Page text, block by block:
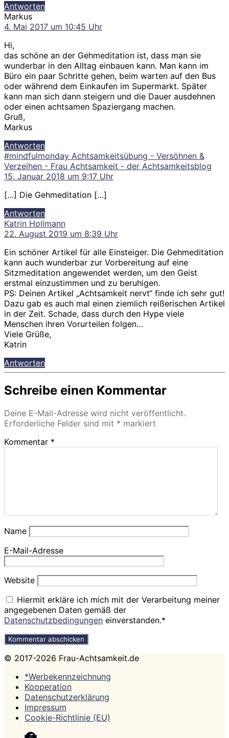
Antworten
Markussagt:
4. Mai 2017 um 10:45 Uhr
Hi,
das schöne an der Gehmeditation ist, dass man sie
wunderbar in den Alltag einbauen kann. Man kann im
Büro ein paar Schritte gehen, beim warten auf den Bus
oder während dem Einkaufen im Supermarkt. Später
kann man sich dann steigern und die Dauer ausdehnen
oder einen achtsamen Spaziergang machen.
Gruß,
Markus
Antworten
#mindfulmonday Achtsamkeitsübung - Versöhnen &
Verzeihen - Frau Achtsamkeit - der Achtsamkeitsblog
15. Januar 2018 um 9:17 Uhr
[…] Die Gehmeditation […]
Antworten
Katrin Hollmannsagt:
22. August 2019 um 8:39 Uhr
Ein schöner Artikel für alle Einsteiger. Die Gehmeditation
kann auch wunderbar zur Vorbereitung auf eine
Sitzmeditation angewendet werden, um den Geist
erstmal einzustimmen und zu beruhigen.
PS: Deinen Artikel „Achtsamkeit nervt“ finde ich sehr gut!
Dazu gab es auch mal einen ziemlich reißerischen Artikel
in der Zeit. Schade, dass durch den Hype viele
Menschen ihren Vorurteilen folgen…
Viele Grüße,
Katrin
Antworten
Schreibe einen Kommentar
Deine E-Mail-Adresse wird nicht veröffentlicht.
Erforderliche Felder sind mit * markiert
Kommentar *
Name
E-Mail-Adresse
Website
Hiermit erkläre ich mich mit der Verarbeitung meiner
angegebenen Daten gemäß der
Datenschutzbedingungen einverstanden.*
© 2017-2026 Frau-Achtsamkeit.de
*Werbekennzeichnung
Kooperation
Datenschutzerklärung
Impressum
Cookie-Richtlinie (EU)
Facebook